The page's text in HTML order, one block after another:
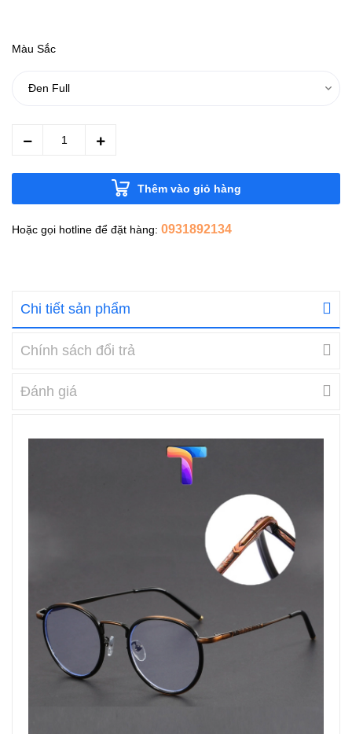
Màu Sắc
Thêm vào giỏ hàng
Hoặc gọi hotline để đặt hàng: 0931892134
Chi tiết sản phẩm
Chính sách đổi trả
Đánh giá